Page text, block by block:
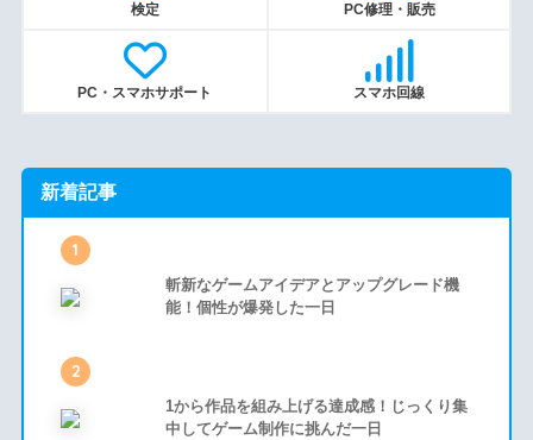
検定 PC修理・販売
PC・スマホサポート スマホ回線
新着記事
1
斬新なゲームアイデアとアップグレード機
能！個性が爆発した一日
2
1から作品を組み上げる達成感！じっくり集
中してゲーム制作に挑んだ一日